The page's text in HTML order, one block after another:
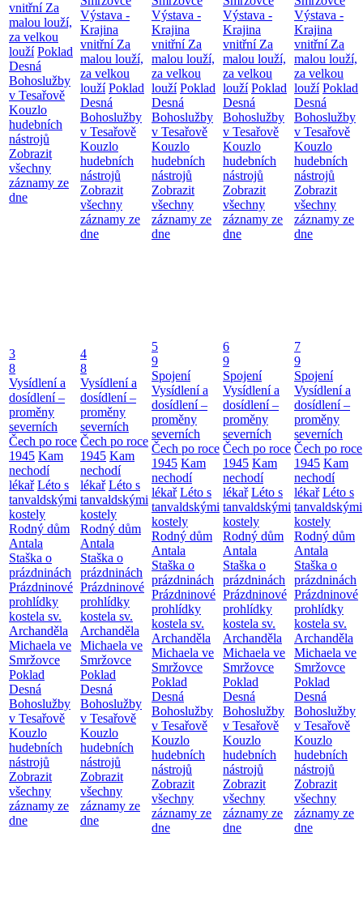
vnitřní Za
malou louží,
za velkou
louží Poklad
Desná
Bohoslužby
v Tesařově
Kouzlo
hudebních
nástrojů
Zobrazit
všechny
záznamy ze
dne
Výstava -
Krajina
vnitřní Za
malou louží,
za velkou
louží Poklad
Desná
Bohoslužby
v Tesařově
Kouzlo
hudebních
nástrojů
Zobrazit
všechny
záznamy ze
dne
Výstava -
Krajina
vnitřní Za
malou louží,
za velkou
louží Poklad
Desná
Bohoslužby
v Tesařově
Kouzlo
hudebních
nástrojů
Zobrazit
všechny
záznamy ze
dne
Výstava -
Krajina
vnitřní Za
malou louží,
za velkou
louží Poklad
Desná
Bohoslužby
v Tesařově
Kouzlo
hudebních
nástrojů
Zobrazit
všechny
záznamy ze
dne
Výstava -
Krajina
vnitřní Za
malou louží,
za velkou
louží Poklad
Desná
Bohoslužby
v Tesařově
Kouzlo
hudebních
nástrojů
Zobrazit
všechny
záznamy ze
dne
3
8
Vysídlení a
dosídlení –
proměny
severních
Čech po roce
1945 Kam
nechodí
lékař Léto s
tanvaldskými
kostely
Rodný dům
Antala
Staška o
prázdninách
Prázdninové
prohlídky
kostela sv.
Archanděla
Michaela ve
Smržovce
Poklad
Desná
Bohoslužby
v Tesařově
Kouzlo
hudebních
nástrojů
Zobrazit
všechny
záznamy ze
dne
4
8
Vysídlení a
dosídlení –
proměny
severních
Čech po roce
1945 Kam
nechodí
lékař Léto s
tanvaldskými
kostely
Rodný dům
Antala
Staška o
prázdninách
Prázdninové
prohlídky
kostela sv.
Archanděla
Michaela ve
Smržovce
Poklad
Desná
Bohoslužby
v Tesařově
Kouzlo
hudebních
nástrojů
Zobrazit
všechny
záznamy ze
dne
5
9
Spojení
Vysídlení a
dosídlení –
proměny
severních
Čech po roce
1945 Kam
nechodí
lékař Léto s
tanvaldskými
kostely
Rodný dům
Antala
Staška o
prázdninách
Prázdninové
prohlídky
kostela sv.
Archanděla
Michaela ve
Smržovce
Poklad
Desná
Bohoslužby
v Tesařově
Kouzlo
hudebních
nástrojů
Zobrazit
všechny
záznamy ze
dne
6
9
Spojení
Vysídlení a
dosídlení –
proměny
severních
Čech po roce
1945 Kam
nechodí
lékař Léto s
tanvaldskými
kostely
Rodný dům
Antala
Staška o
prázdninách
Prázdninové
prohlídky
kostela sv.
Archanděla
Michaela ve
Smržovce
Poklad
Desná
Bohoslužby
v Tesařově
Kouzlo
hudebních
nástrojů
Zobrazit
všechny
záznamy ze
dne
7
9
Spojení
Vysídlení a
dosídlení –
proměny
severních
Čech po roce
1945 Kam
nechodí
lékař Léto s
tanvaldskými
kostely
Rodný dům
Antala
Staška o
prázdninách
Prázdninové
prohlídky
kostela sv.
Archanděla
Michaela ve
Smržovce
Poklad
Desná
Bohoslužby
v Tesařově
Kouzlo
hudebních
nástrojů
Zobrazit
všechny
záznamy ze
dne